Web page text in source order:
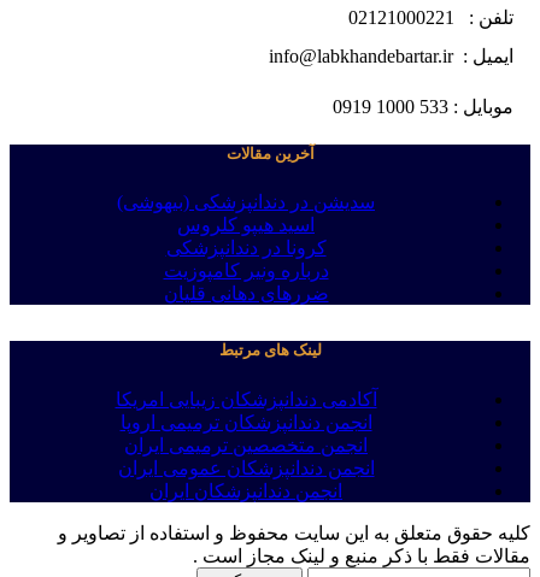
تلفن : 02121000221
ایمیل : info@labkhandebartar.ir
موبایل : 533 1000 0919
آخرین مقالات
سدیشن در دندانپزشکی (بیهوشی)
اسید هیپو کلروس
کرونا در دندانپزشکی
درباره ونیر کامپوزیت
ضررهای دهانی قلیان
لینک های مرتبط
آکادمی دندانپزشکان زیبایی امریکا
انجمن دندانپزشکان ترمیمی اروپا
انجمن متخصصین ترمیمی ایران
انجمن دندانپزشکان عمومی ایران
انجمن دندانپزشکان ایران
کلیه حقوق متعلق به این سایت محفوظ و استفاده از تصاویر و
مقالات فقط با ذکر منبع و لینک مجاز است .